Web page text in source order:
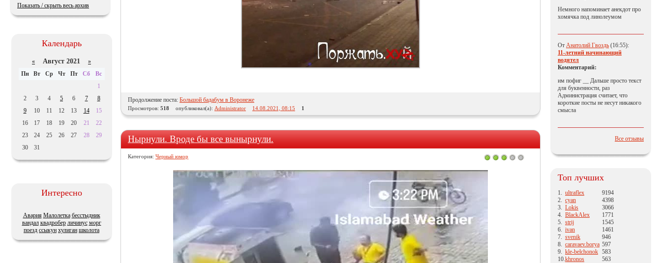
Продолжение поста: Большой бадабум в Воронеже
Просмотров: 518 опубликовал(а): Administrator 14.08.2021, 08:15 1
Нырнули. Вроде бы все вынырнули.
Категория: Черный юмор
Немного напоминает анекдот про
хомячка под линолеумом
От Анатолий Гвоздь (16:55):
11-летний начинающий
водятел
Комментарий:
им пофиг __ Дальше просто текст
для буквенности, раз
Администрация считает, что
короткие посты не несут никакого
смысла
Все отзывы
Топ лучших
1. ultraflex
9194
2. cyan
4398
3. Lokis
3066
4. BlackAlex
1771
5. strij
1545
6. ivan
1461
7. svenik
946
8. caravaev.borya 597
9. kle-belchonok 583
10.khronos 563
Показать / скрыть весь архив
Календарь
« Август 2021 »
Пн
Вт Ср Чт Пт Сб
Вс
1
2
3 4 5 6 7
8
9
10 11 12 13 14
15
16
17 18 19 20 21
22
23
24 25 26 27 28
29
30
31
Интересно
Авария Малолетка бесстыдник
вандал квадробер личинус морг
поезд ссыкун хулиган школота